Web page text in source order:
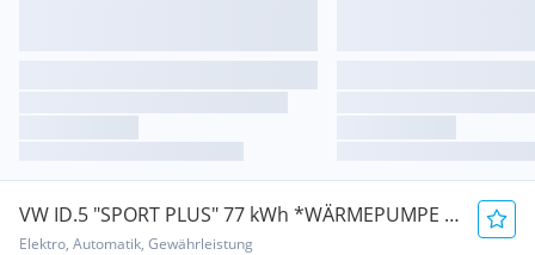
VW ID.5 "SPORT PLUS" 77 kWh *WÄRMEPUMPE /
DCC / AH...
Elektro, Automatik, Gewährleistung